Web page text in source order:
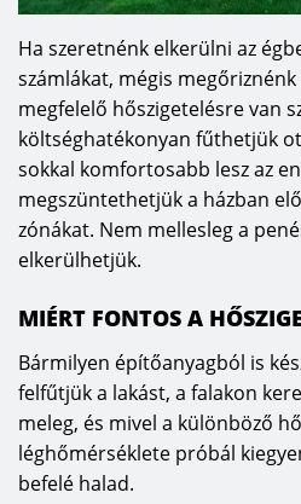
Ha szeretnénk elkerülni az
számlákat, mégis
megfelelő hőszigetelésre van
költséghatékonyan fűthetjük
sokkal komfortosabb lesz az
megszüntethetjük a házban
zónákat. Nem mellesleg a
elkerülhetjük.
MIÉRT FONTOS A
Bármilyen építőanyagból is
felfűtjük a lakást, a falakon
meleg, és mivel a különböző
léghőmérséklete próbál
befelé halad.